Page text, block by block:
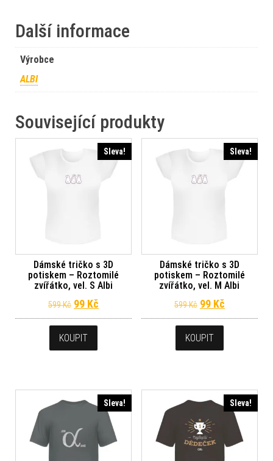
Další informace
Výrobce
ALBI
Související produkty
Sleva!
Dámské tričko s 3D
potiskem – Roztomilé
zvířátko, vel. S Albi
599Kč Původní cena byla: 599 Kč.
99 Kč Aktuální cena je: 99 Kč.
KOUPIT
Sleva!
Dámské tričko s 3D
potiskem – Roztomilé
zvířátko, vel. M Albi
599Kč Původní cena
99 KčAktuální
KOUPIT
Sleva! Sleva!